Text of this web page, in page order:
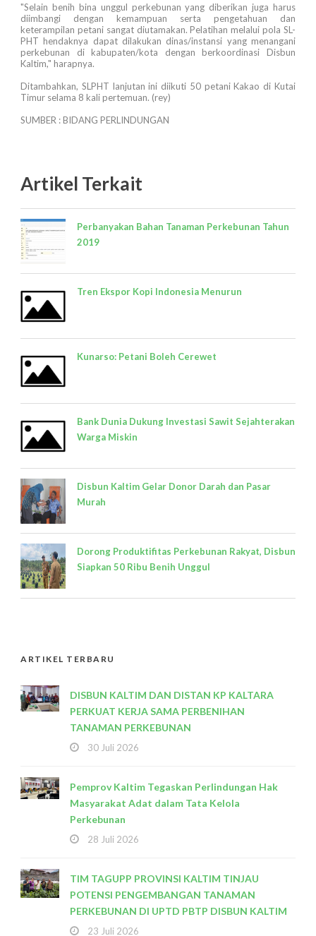
"Selain benih bina unggul perkebunan yang diberikan juga harus
diimbangi dengan kemampuan serta pengetahuan dan
keterampilan petani sangat diutamakan. Pelatihan melalui pola SL-
PHT hendaknya dapat dilakukan dinas/instansi yang menangani
perkebunan di kabupaten/kota dengan berkoordinasi Disbun
Kaltim," harapnya.
Ditambahkan, SLPHT lanjutan ini diikuti 50 petani Kakao di Kutai
Timur selama 8 kali pertemuan. (rey)
SUMBER : BIDANG PERLINDUNGAN
Artikel Terkait
Perbanyakan Bahan Tanaman Perkebunan Tahun
2019
Tren Ekspor Kopi Indonesia Menurun
Kunarso: Petani Boleh Cerewet
Bank Dunia Dukung Investasi Sawit Sejahterakan
Warga Miskin
Disbun Kaltim Gelar Donor Darah dan Pasar
Murah
Dorong Produktifitas Perkebunan Rakyat, Disbun
Siapkan 50 Ribu Benih Unggul
ARTIKEL TERBARU
DISBUN KALTIM DAN DISTAN KP KALTARA
PERKUAT KERJA SAMA PERBENIHAN
TANAMAN PERKEBUNAN
30 Juli 2026
Pemprov Kaltim Tegaskan Perlindungan Hak
Masyarakat Adat dalam Tata Kelola
Perkebunan
28 Juli 2026
TIM TAGUPP PROVINSI KALTIM TINJAU
POTENSI PENGEMBANGAN TANAMAN
PERKEBUNAN DI UPTD PBTP DISBUN KALTIM
23 Juli 2026